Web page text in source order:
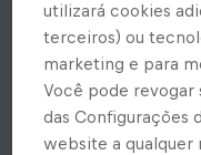
utilizará cookies
terceiros) ou
marketing e para
Você pode
das Configurações
website a qualquer